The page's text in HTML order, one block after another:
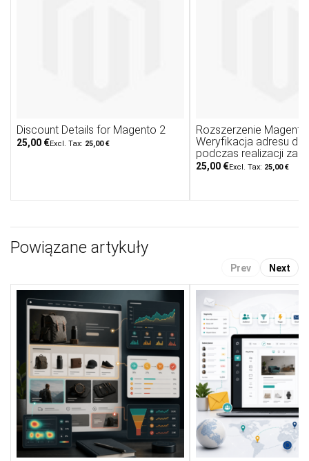
Discount Details for Magento 2
25,00 € 25,00 €
Rozszerzenie Magento
Weryfikacja adresu
podczas realizacji
25,00 € 25,00 €
Powiązane artykuły
Prev Next